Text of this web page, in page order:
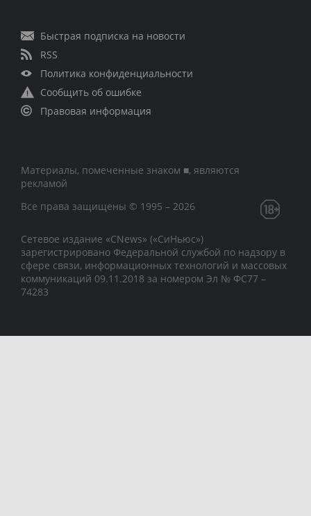
Быстрая подписка на новости
RSS
Политика конфиденциальности
Сообщить об ошибке
Правовая информация
Материалы, помеченные знаком ■, являются
рекламой
Все права защищены © 1995 – 2026
Сетевое издание «CNews» («СиНьюс»)
зарегистрировано Федеральной службой по надзору в
сфере связи, информационных технологий и массовых
коммуникаций 09.11.2018 за номером Эл № ФС77 –
74283